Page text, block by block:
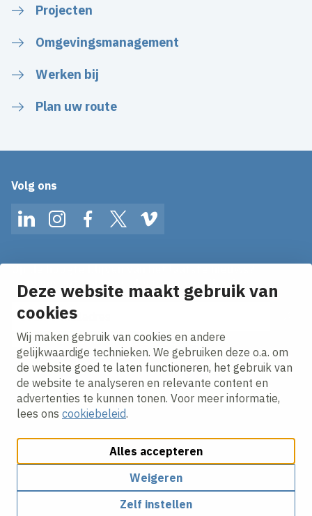
Deze website maakt gebruik van
cookies
Wij maken gebruik van cookies en andere
gelijkwaardige technieken. We gebruiken deze o.a. om
de website goed te laten functioneren, het gebruik van
de website te analyseren en relevante content en
advertenties te kunnen tonen. Voor meer informatie,
lees ons cookiebeleid.
Alles accepteren
Weigeren
Zelf instellen
Projecten
Omgevingsmanagement
Werken bij
Plan uw route
Volg ons
LinkedInInstagramFacebookTwitterVimeo
Ontvang onze nieuws alerts in je mailbox!
E-mailadres
Ik ga akkoord met hetprivacy statement.
Cookies aanpassenCookie beleidPrivacy policy
Algemene inkoopvoorwaarden